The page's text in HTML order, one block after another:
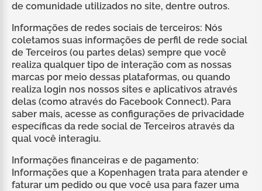
de comunidade utilizados no site, dentre outros.
Informações de redes sociais de terceiros: Nós
coletamos suas informações de perfil de rede social
de Terceiros (ou partes delas) sempre que você
realiza qualquer tipo de interação com as nossas
marcas por meio dessas plataformas, ou quando
realiza login nos nossos sites e aplicativos através
delas (como através do Facebook Connect). Para
saber mais, acesse as configurações de privacidade
específicas da rede social de Terceiros através da
qual você interagiu.
Informações financeiras e de pagamento:
Informações que a Kopenhagen trata para atender e
faturar um pedido ou que você usa para fazer uma